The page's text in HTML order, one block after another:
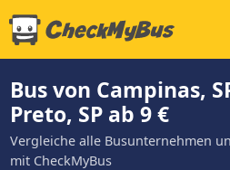
Bus von Campinas,
Preto, SP ab 9 €
Vergleiche alle Busunternehmen
mit CheckMyBus